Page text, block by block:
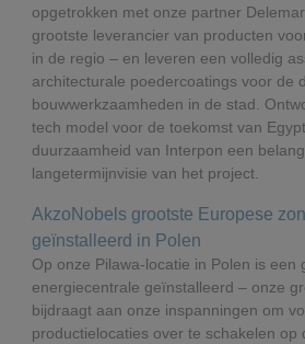
opgetrokken met onze partner
grootste leverancier van producten
in de regio – en leveren een volledig
architecturale poedercoatings voor de
bouwwerkzaamheden in de stad.
tech model voor de toekomst van
duurzaamheid van Interpon een
langetermijnvisie van het project.
AkzoNobels grootste Europese
geïnstalleerd in Polen
Op onze Pilawa-locatie in Polen is een
energiecentrale geïnstalleerd – onze
bijdraagt aan onze inspanningen om
productielocaties over te schakelen op